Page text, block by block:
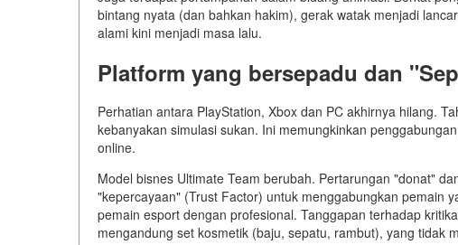
bintang nyata (dan bahkan hakim), gerak watak menjadi
alami kini menjadi masa lalu.
Platform yang bersepadu dan
Perhatian antara PlayStation, Xbox dan PC akhirnya hilang.
kebanyakan simulasi sukan. Ini memungkinkan
online.
Model bisnes Ultimate Team berubah. Pertarungan "donat"
"kepercayaan" (Trust Factor) untuk menggabungkan pemain
pemain esport dengan profesional. Tanggapan terhadap
mengandung set kosmetik (baju, sepatu, rambut), yang tidak